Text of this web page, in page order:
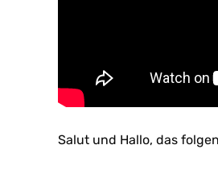
Salut und Hallo, das